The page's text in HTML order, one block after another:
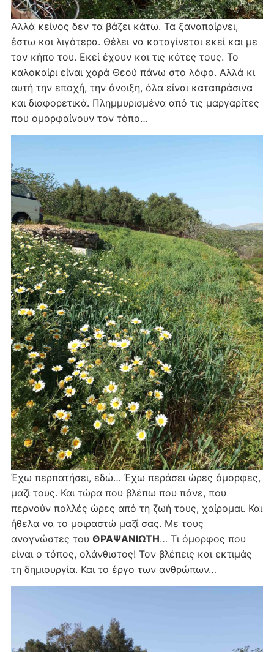
Αλλά κείνος δεν τα βάζει κάτω. Τα ξαναπαίρνει,
έστω και λιγότερα. Θέλει να καταγίνεται εκεί και με
τον κήπο του. Εκεί έχουν και τις κότες τους. Το
καλοκαίρι είναι χαρά Θεού πάνω στο λόφο. Αλλά κι
αυτή την εποχή, την άνοιξη, όλα είναι καταπράσινα
και διαφορετικά. Πλημμυρισμένα από τις μαργαρίτες
που ομορφαίνουν τον τόπο…
Έχω περπατήσει, εδώ… Έχω περάσει ώρες όμορφες,
μαζί τους. Και τώρα που βλέπω που πάνε, που
περνούν πολλές ώρες από τη ζωή τους, χαίρομαι. Και
ήθελα να το μοιραστώ μαζί σας. Με τους
αναγνώστες του ΘΡΑΨΑΝΙΩΤΗ… Τι όμορφος που
είναι ο τόπος, ολάνθιστος! Τον βλέπεις και εκτιμάς
τη δημιουργία. Και το έργο των ανθρώπων…